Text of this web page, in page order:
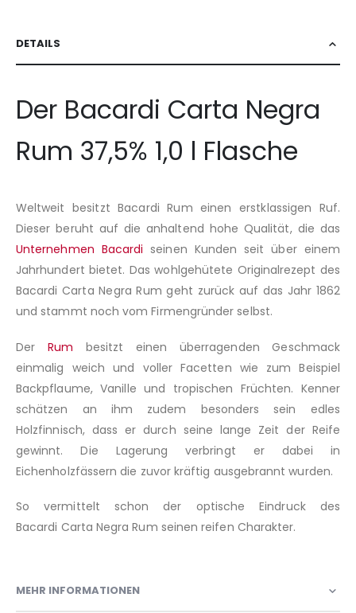
DETAILS
Der Bacardi Carta Negra
Rum 37,5% 1,0 l Flasche
Weltweit besitzt Bacardi Rum einen erstklassigen Ruf.
Dieser beruht auf die anhaltend hohe Qualität, die das
Unternehmen Bacardi seinen Kunden seit über einem
Jahrhundert bietet. Das wohlgehütete Originalrezept des
Bacardi Carta Negra Rum geht zurück auf das Jahr 1862
und stammt noch vom Firmengründer selbst.
Der Rum besitzt einen überragenden Geschmack
einmalig weich und voller Facetten wie zum Beispiel
Backpflaume, Vanille und tropischen Früchten. Kenner
schätzen an ihm zudem besonders sein edles
Holzfinnisch, dass er durch seine lange Zeit der Reife
gewinnt. Die Lagerung verbringt er dabei in
Eichenholzfässern die zuvor kräftig ausgebrannt wurden.
So vermittelt schon der optische Eindruck des
Bacardi Carta Negra Rum seinen reifen Charakter.
MEHR INFORMATIONEN